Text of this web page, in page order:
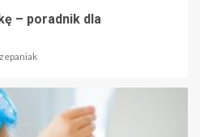
– poradnik dla